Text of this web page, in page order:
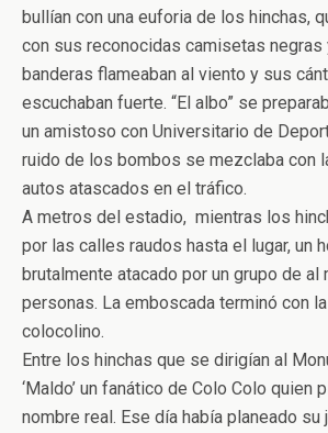
bullían con una euforia de los hinchas,
con sus reconocidas camisetas negras
banderas flameaban al viento y sus
escuchaban fuerte. “El albo” se
un amistoso con Universitario de
ruido de los bombos se mezclaba con
autos atascados en el tráfico.
A metros del estadio, mientras los
por las calles raudos hasta el lugar, un
brutalmente atacado por un grupo de al
personas. La emboscada terminó con
colocolino.
Entre los hinchas que se dirigían al
‘Maldo’ un fanático de Colo Colo quien
nombre real. Ese día había planeado su